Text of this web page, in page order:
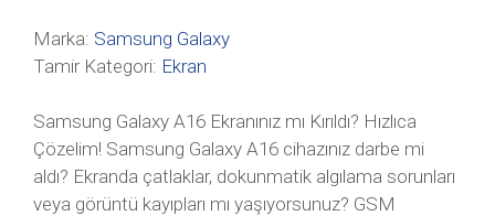
Marka: Samsung Galaxy
Tamir Kategori: Ekran
Samsung Galaxy A16 Ekranınız mı Kırıldı? Hızlıca
Çözelim! Samsung Galaxy A16 cihazınız darbe mi
aldı? Ekranda çatlaklar, dokunmatik algılama sorunları
veya görüntü kayıpları mı yaşıyorsunuz? GSM